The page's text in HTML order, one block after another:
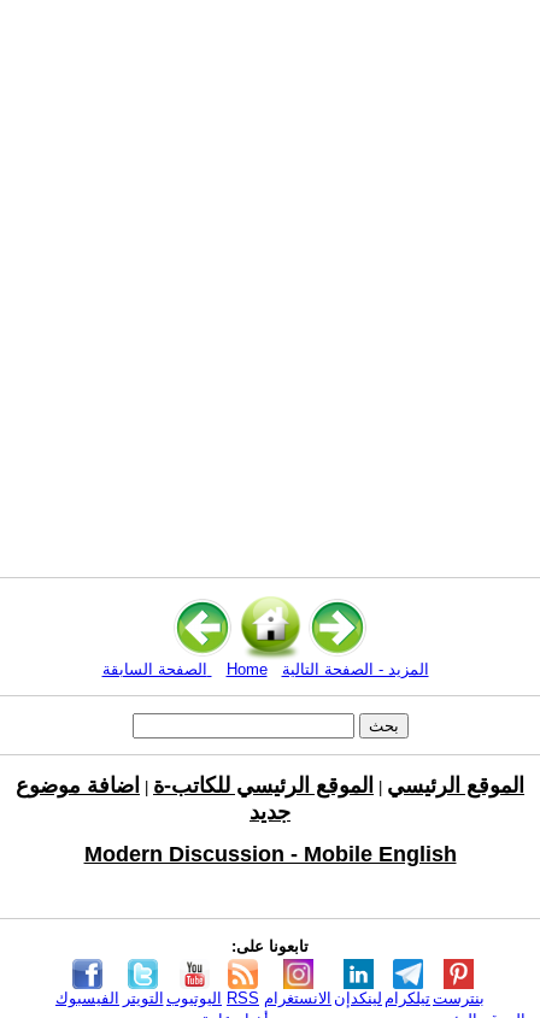
Home المزيد - الصفحة التالية
الموقع الرئيسي الموقع الرئيسي للكاتب-ة
اضافة موضوع
جديد
Modern Discussion - Mobile English
تابعونا على:
الفيسبوك التويتر اليوتيوب RSS الانستغرام لينكدإن تيلكرامبنترست